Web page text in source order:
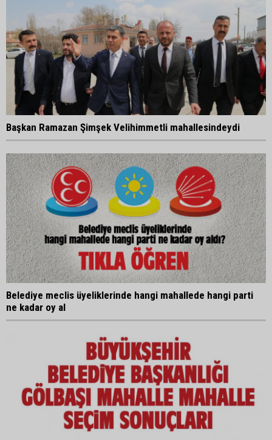
Başkan Ramazan Şimşek Velihimmetli mahallesindeydi
Belediye meclis üyeliklerinde hangi mahallede hangi parti
ne kadar oy al